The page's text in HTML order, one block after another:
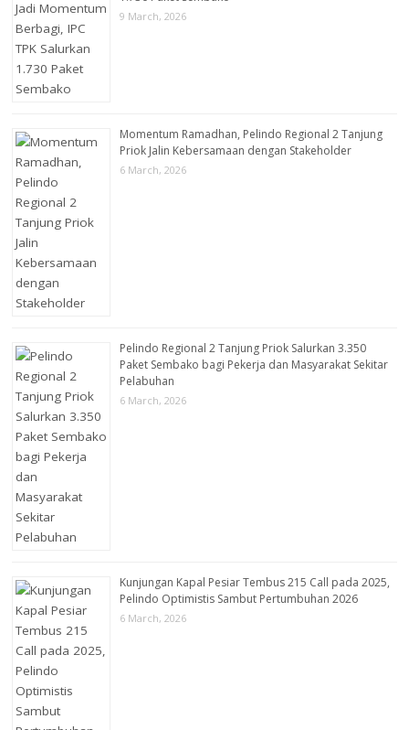
9 March, 2026
Momentum Ramadhan, Pelindo Regional 2 Tanjung
Priok Jalin Kebersamaan dengan Stakeholder
6 March, 2026
Pelindo Regional 2 Tanjung Priok Salurkan 3.350
Paket Sembako bagi Pekerja dan Masyarakat Sekitar
Pelabuhan
6 March, 2026
Kunjungan Kapal Pesiar Tembus 215 Call pada 2025,
Pelindo Optimistis Sambut Pertumbuhan 2026
6 March, 2026